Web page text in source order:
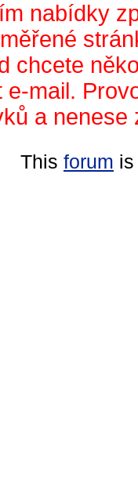
nabídky
chcete
e-mail.
a nenese
This forum